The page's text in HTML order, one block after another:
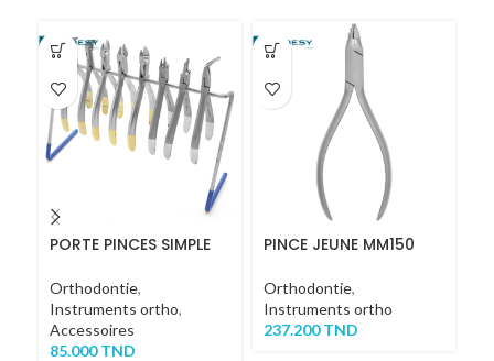
PORTE PINCES SIMPLE
Orthodontie,
Instruments ortho,
Accessoires
85.000TND
PINCE JEUNE MM150
Orthodontie,
Instruments ortho
237.200TND